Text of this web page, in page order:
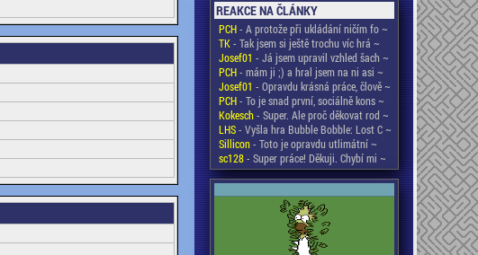
REAKCE NA ČLÁNKY
PCH- A protože při ukládání ničím fo ~
TK- Tak jsem si ještě trochu víc hrá ~
Josef01 - Já jsem upravil vzhled šach ~
PCH- mám ji ;) a hral jsem na ni asi ~
Josef01 - Opravdu krásná práce, člově ~
PCH- To je snad první, sociálně kons ~
Kokesch- Super. Ale proč děkovat rod ~
LHS- Vyšla hra Bubble Bobble: Lost C ~
Sillicon- Toto je opravdu utlimátní ~
sc128- Super práce! Děkuji. Chybí mi ~